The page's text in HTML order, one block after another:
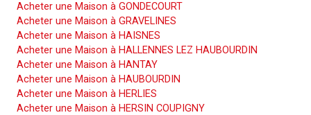
Acheter une Maison à GONDECOURT
Acheter une Maison à GRAVELINES
Acheter une Maison à HAISNES
Acheter une Maison à HALLENNES LEZ HAUBOURDIN
Acheter une Maison à HANTAY
Acheter une Maison à HAUBOURDIN
Acheter une Maison à HERLIES
Acheter une Maison à HERSIN COUPIGNY